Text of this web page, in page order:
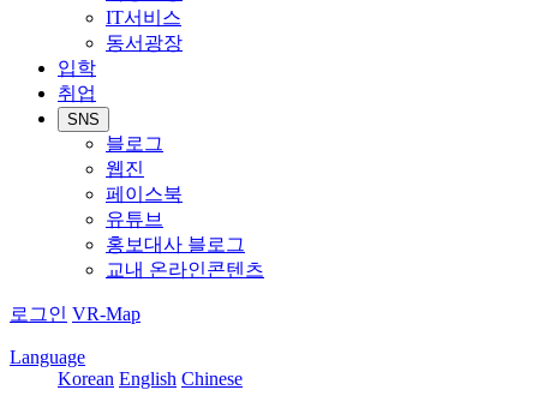
IT서비스
동서광장
입학
취업
SNS
블로그
웹진
페이스북
유튜브
홍보대사 블로그
교내 온라인콘텐츠
로그인 VR-Map
Language
Korean English Chinese